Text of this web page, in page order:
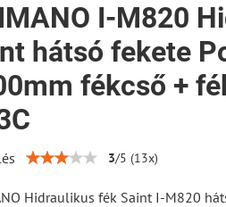
I-M820
hátsó fekete
fékcső +
3/5 (13x)
Hidraulikus fék Saint I-M820